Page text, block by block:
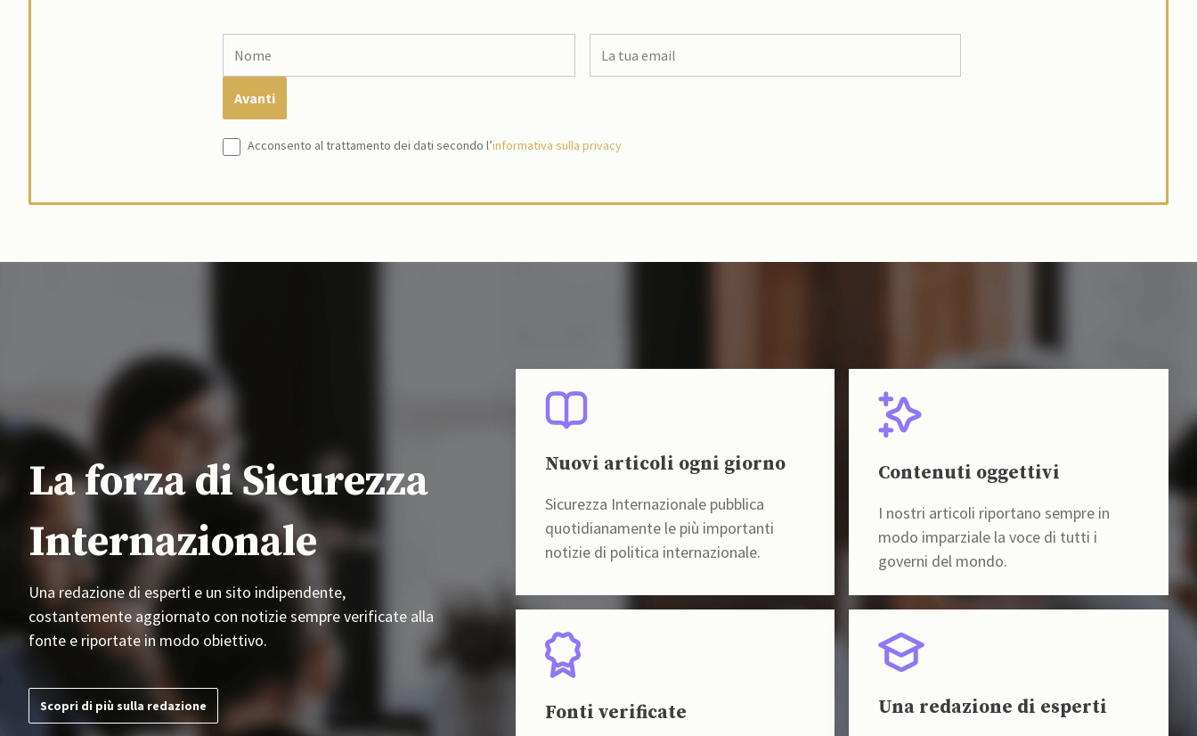
Acconsento al trattamento dei dati secondo l’informativa sulla privacy
La forza di Sicurezza
Internazionale
Una redazione di esperti e un sito indipendente,
costantemente aggiornato con notizie sempre verificate alla
fonte e riportate in modo obiettivo.
Scopri di più sulla redazione
Nuovi articoli ogni giorno
Sicurezza Internazionale pubblica
quotidianamente le più importanti
notizie di politica internazionale.
Contenuti oggettivi
I nostri articoli riportano sempre in
modo imparziale la voce di tutti i
governi del mondo.
Fonti verificate Una redazione di esperti